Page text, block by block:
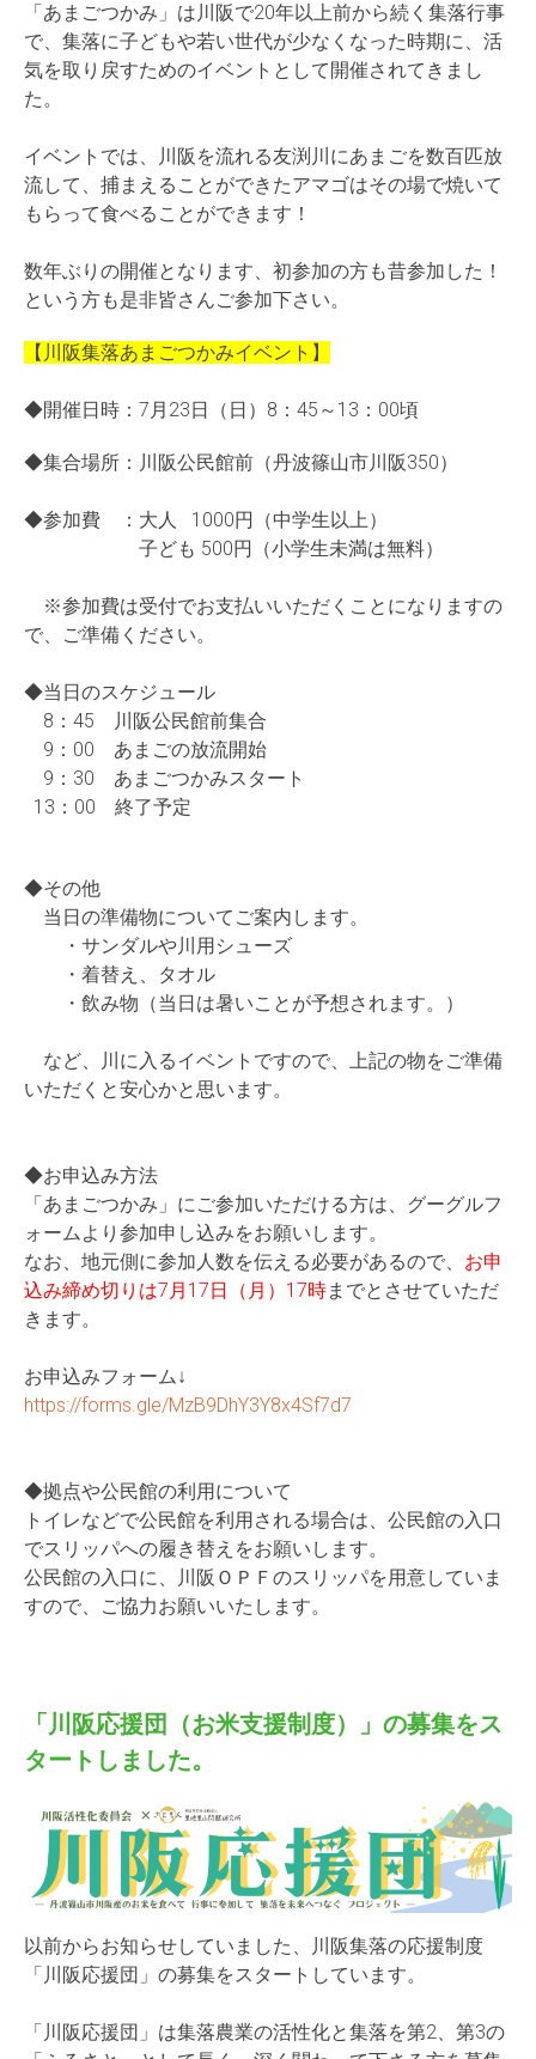
「あまごつかみ」は川阪で20年以上前から続く集落行事
で、集落に子どもや若い世代が少なくなった時期に、活
気を取り戻すためのイベントとして開催されてきまし
た。
イベントでは、川阪を流れる友渕川にあまごを数百匹放
流して、捕まえることができたアマゴはその場で焼いて
もらって食べることができます！
数年ぶりの開催となります、初参加の方も昔参加した！
という方も是非皆さんご参加下さい。
【川阪集落あまごつかみイベント】
◆開催日時：7月23日（日）8：45～13：00頃
◆集合場所：川阪公民館前（丹波篠山市川阪350）
◆参加費 ：大人 1000円（中学生以上）
子ども 500円（小学生未満は無料）
※参加費は受付でお支払いいただくことになりますの
で、ご準備ください。
◆当日のスケジュール
8：45 川阪公民館前集合
9：00 あまごの放流開始
9：30 あまごつかみスタート
13：00 終了予定
◆その他
当日の準備物についてご案内します。
・サンダルや川用シューズ
・着替え、タオル
・飲み物（当日は暑いことが予想されます。）
など、川に入るイベントですので、上記の物をご準備
いただくと安心かと思います。
◆お申込み方法
「あまごつかみ」にご参加いただける方は、グーグルフ
ォームより参加申し込みをお願いします。
なお、地元側に参加人数を伝える必要があるので、 お申
込み締め切りは7月17日（月）17時までとさせていただ
きます。
お申込みフォーム↓
https://forms.gle/MzB9DhY3Y8x4Sf7d7
◆拠点や公民館の利用について
トイレなどで公民館を利用される場合は、公民館の入口
でスリッパへの履き替えをお願いします。
公民館の入口に、川阪ＯＰＦのスリッパを用意していま
すので、ご協力お願いいたします。
「川阪応援団（お米支援制度）」の募集をス
タートしました。
以前からお知らせしていました、川阪集落の応援制度
「川阪応援団」の募集をスタートしています。
「川阪応援団」は集落農業の活性化と集落を第2、第3の